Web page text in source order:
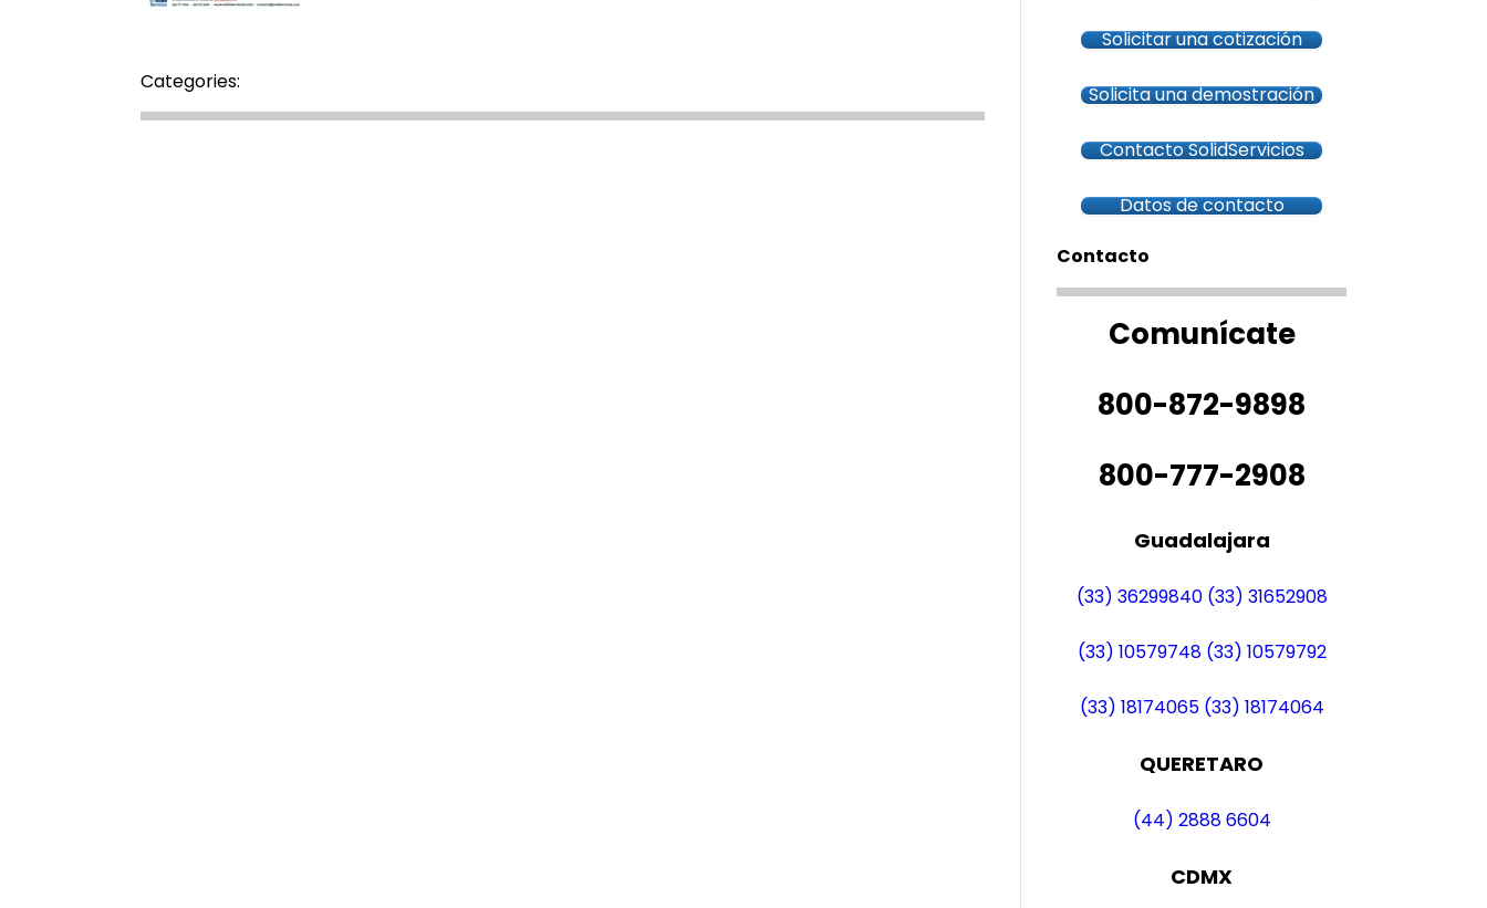
Categories:
Solicitar una cotización
Solicita una demostración
Contacto SolidServicios
Datos de contacto
Contacto
Comunícate
800-872-9898
800-777-2908
Guadalajara
(33) 36299840 (33) 31652908
(33) 10579748 (33) 10579792
(33) 18174065 (33) 18174064
QUERETARO
(44) 2888 6604
CDMX